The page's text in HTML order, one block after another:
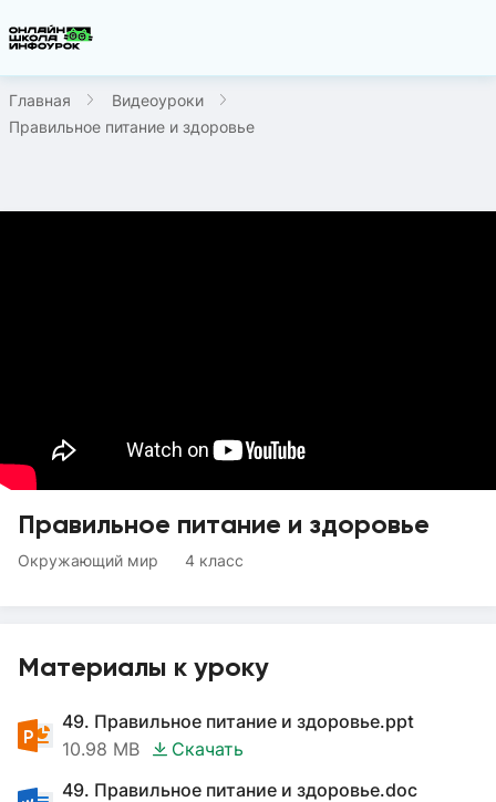
Главная
Видеоуроки
Правильное питание и здоровье
Правильное питание и здоровье
Окружающий мир 4 класс
Материалы к уроку
49. Правильное питание и здоровье.ppt
10.98 MB
Скачать
49. Правильное питание и здоровье.doc